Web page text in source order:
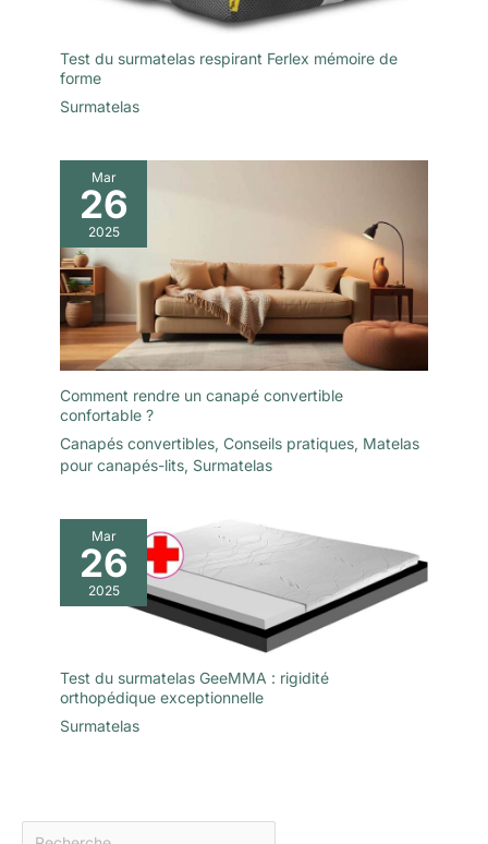
Test du surmatelas respirant Ferlex mémoire de
forme
Surmatelas
Mar
26
2025
Comment rendre un canapé convertible
confortable ?
Canapés convertibles, Conseils pratiques, Matelas
pour canapés-lits, Surmatelas
Mar
26
2025
Test du surmatelas GeeMMA : rigidité
orthopédique exceptionnelle
Surmatelas